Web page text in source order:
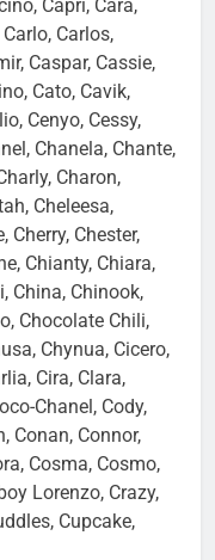
Capri, Cara,
Carlos,
Caspar, Cassie,
Cato, Cavik,
Cenyo, Cessy,
Chanela, Chante,
Charon,
Cheleesa,
Cherry, Chester,
Chianty, Chiara,
China, Chinook,
Chocolate Chili,
Chynua, Cicero,
Cira, Clara,
Chanel, Cody,
Conan, Connor,
Cosma, Cosmo,
Lorenzo, Crazy,
Cupcake,